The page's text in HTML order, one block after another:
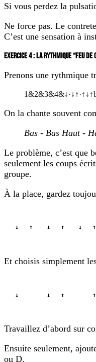
Si vous perdez la
Ne force pas. Le
C’est une sensation à
EXERCICE 4 : LA RYTHMIQUE “FEU DE
Prenons une rythmique
1&2&3&4&↓·↓ ↑·↑ ↓ ↑
On la chante souvent
Bas - Bas Haut -
Le problème, c’est que
seulement les coups
groupe.
À la place, gardez
↓   ↑    ↓   ↑    ↓
Et choisis simplement
↓        ↓   ↑
Travaillez d’abord sur
Ensuite seulement,
ou D.